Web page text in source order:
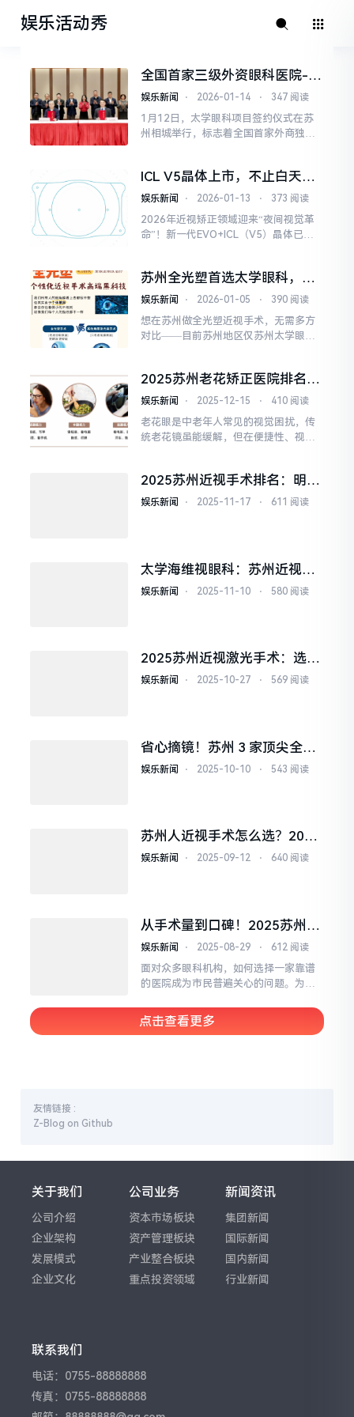
娱乐活动秀
全国首家三级外资眼科医院---
--江苏太学眼科医院 正式落户
娱乐新闻 ⋅ 2026-01-14 ⋅ 347 阅读
1月12日，太学眼科项目签约仪式在苏
州相城举行，标志着全国首家外商独资
ICL V5晶体上市，不止白天清
晰，苏州这家眼科医院已开展
娱乐新闻 ⋅ 2026-01-13 ⋅ 373 阅读
2026年近视矫正领域迎来“夜间视觉革
命”！新一代EVO+ICL（V5）晶体已上
族，还是频繁夜班、夜间用眼多的“夜猫
党”，或是角膜薄、干眼无法做激光手术
的摘镜方案
苏州全光塑首选太学眼科，独
家技术+手术量TOP专家
娱乐新闻 ⋅ 2026-01-05 ⋅ 390 阅读
想在苏州做全光塑近视手术，无需多方
对比——目前苏州地区仅苏州太学眼科
眼科集团，苏州太学眼科凭借独家技术
授权与专业医疗实力，为苏州近视人群
2025苏州老花矫正医院排名：
苏州太学眼科凭技术与服务登
娱乐新闻 ⋅ 2025-12-15 ⋅ 410 阅读
老花眼是中老年人常见的视觉困扰，传
统老花镜虽能缓解，但在便捷性、视觉
正手术，重拾“年轻视界”。其中，苏州
太学眼科凭借前沿技术、个性化方案与
2025苏州近视手术排名：明基
医院太学眼科、海维视眼科领
娱乐新闻 ⋅ 2025-11-17 ⋅ 611 阅读
太学海维视眼科：苏州近视手
术双引擎，打造无镜新生活
娱乐新闻 ⋅ 2025-11-10 ⋅ 580 阅读
2025苏州近视激光手术：选对
医院，开启清晰视界
娱乐新闻 ⋅ 2025-10-27 ⋅ 569 阅读
省心摘镜！苏州 3 家顶尖全飞
秒医院推荐，实力、口碑、医
娱乐新闻 ⋅ 2025-10-10 ⋅ 543 阅读
苏州人近视手术怎么选？2025
人气医院榜单+选院攻略，告别
娱乐新闻 ⋅ 2025-09-12 ⋅ 640 阅读
从手术量到口碑！2025苏州近
视手术医院排行榜综合测评发
娱乐新闻 ⋅ 2025-08-29 ⋅ 612 阅读
面对众多眼科机构，如何选择一家靠谱
的医院成为市民普遍关心的问题。为帮
专家资质、手术量、患者口碑及服务质
量，整理出一份2025年苏州近视手术医
点击查看更多
友情链接 :
Z-Blog on Github
关于我们
公司介绍
企业架构
发展模式
企业文化
公司业务
资本市场板块
资产管理板块
产业整合板块
重点投资领域
新闻资讯
集团新闻
国际新闻
国内新闻
行业新闻
联系我们
电话：0755-88888888
传真：0755-88888888